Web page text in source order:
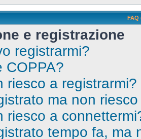
FAQ
e registrazione
registrarmi?
COPPA?
riesco a registrarmi?
ma non
riesco a
tempo fa, ma